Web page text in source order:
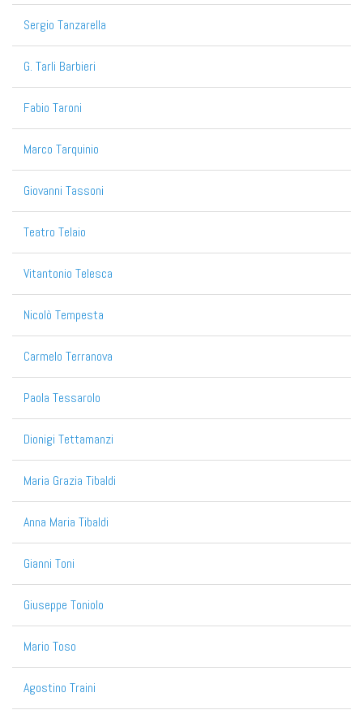
Sergio Tanzarella
G. Tarli Barbieri
Fabio Taroni
Marco Tarquinio
Giovanni Tassoni
Teatro Telaio
Vitantonio Telesca
Nicolò Tempesta
Carmelo Terranova
Paola Tessarolo
Dionigi Tettamanzi
Maria Grazia Tibaldi
Anna Maria Tibaldi
Gianni Toni
Giuseppe Toniolo
Mario Toso
Agostino Traini